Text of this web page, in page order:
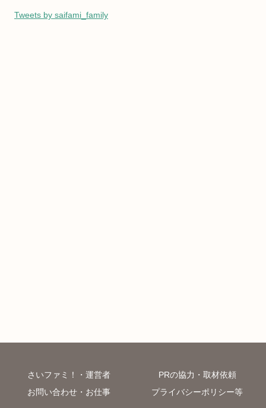
Tweets by saifami_family
さいファミ！・運営者
PRの協力・取材依頼
お問い合わせ・お仕事
プライバシーポリシー等